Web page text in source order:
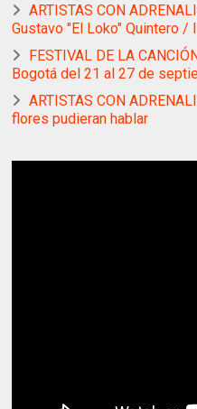
ARTISTAS CON
Gustavo "El Loko" Quintero /
FESTIVAL DE LA
Bogotá del 21 al 27 de
ARTISTAS CON
flores pudieran hablar